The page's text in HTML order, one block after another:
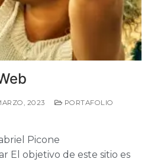
2023
PORTAFOLIO
Picone
El objetivo de este sitio es